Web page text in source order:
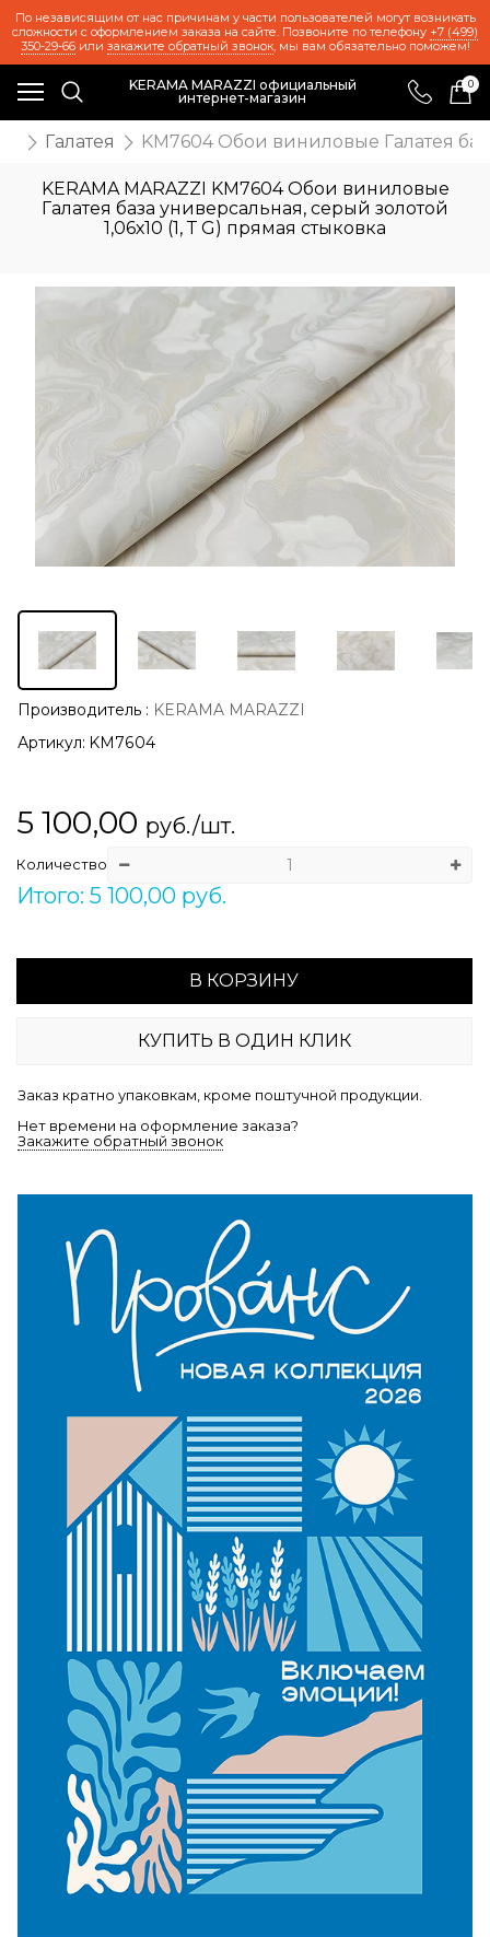
По независящим от нас причинам у части пользователей могут возникать
сложности с оформлением заказа на сайте. Позвоните по телефону +7 (499)
350-29-66или закажите обратный звонок, мы вам обязательно поможем!
KERAMA MARAZZI официальный
интернет-магазин
0
Галатея KM7604 Обои виниловые Галатея
KERAMA MARAZZI KM7604 Обои виниловые
Галатея база универсальная, серый золотой
1,06х10 (1, Т G) прямая стыковка
Производитель : KERAMA MARAZZI
Артикул: KM7604
5 100,00 руб./шт.
Количество
Итого: 5 100,00 руб.
В КОРЗИНУ
КУПИТЬ В ОДИН КЛИК
Заказ кратно упаковкам, кроме поштучной продукции.
Нет времени на оформление заказа?
Закажите обратный звонок